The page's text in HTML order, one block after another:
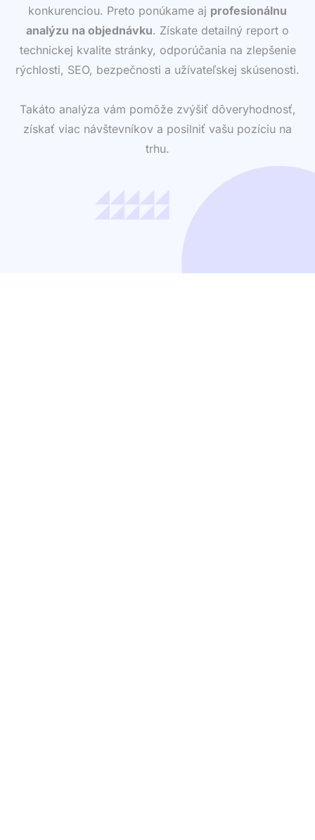
konkurenciou. Preto ponúkame aj profesionálnu
analýzu na objednávku. Získate detailný report o
technickej kvalite stránky, odporúčania na zlepšenie
rýchlosti, SEO, bezpečnosti a užívateľskej skúsenosti.
Takáto analýza vám pomôže zvýšiť dôveryhodnosť,
získať viac návštevníkov a posilniť vašu pozíciu na
trhu.